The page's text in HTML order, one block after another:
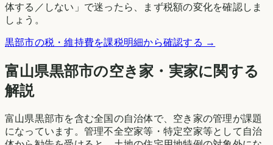
体する／しない」で迷ったら、まず税額の変化を確認しま
しょう。
黒部市の税・維持費を課税明細から確認する →
富山県黒部市の空き家・実家に関する
解説
富山県黒部市を含む全国の自治体で、空き家の管理が課題
になっています。管理不全空家等・特定空家等として自治